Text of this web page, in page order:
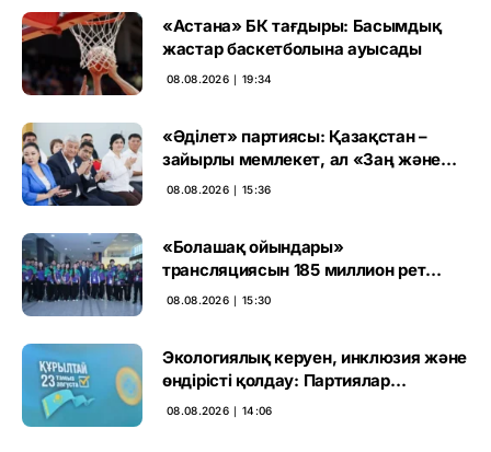
«Астана» БК тағдыры: Басымдық
жастар баскетболына ауысады
08.08.2026 ∣ 19:34
«Әділет» партиясы: Қазақстан –
зайырлы мемлекет, ал «Заң және
тәртіп» қағидаты баршаға міндетті
08.08.2026 ∣ 15:36
«Болашақ ойындары»
трансляциясын 185 миллион рет
көрген
08.08.2026 ∣ 15:30
Экологиялық керуен, инклюзия және
өндірісті қолдау: Партиялар
өңірлерде қандай мәселе көтерді
08.08.2026 ∣ 14:06